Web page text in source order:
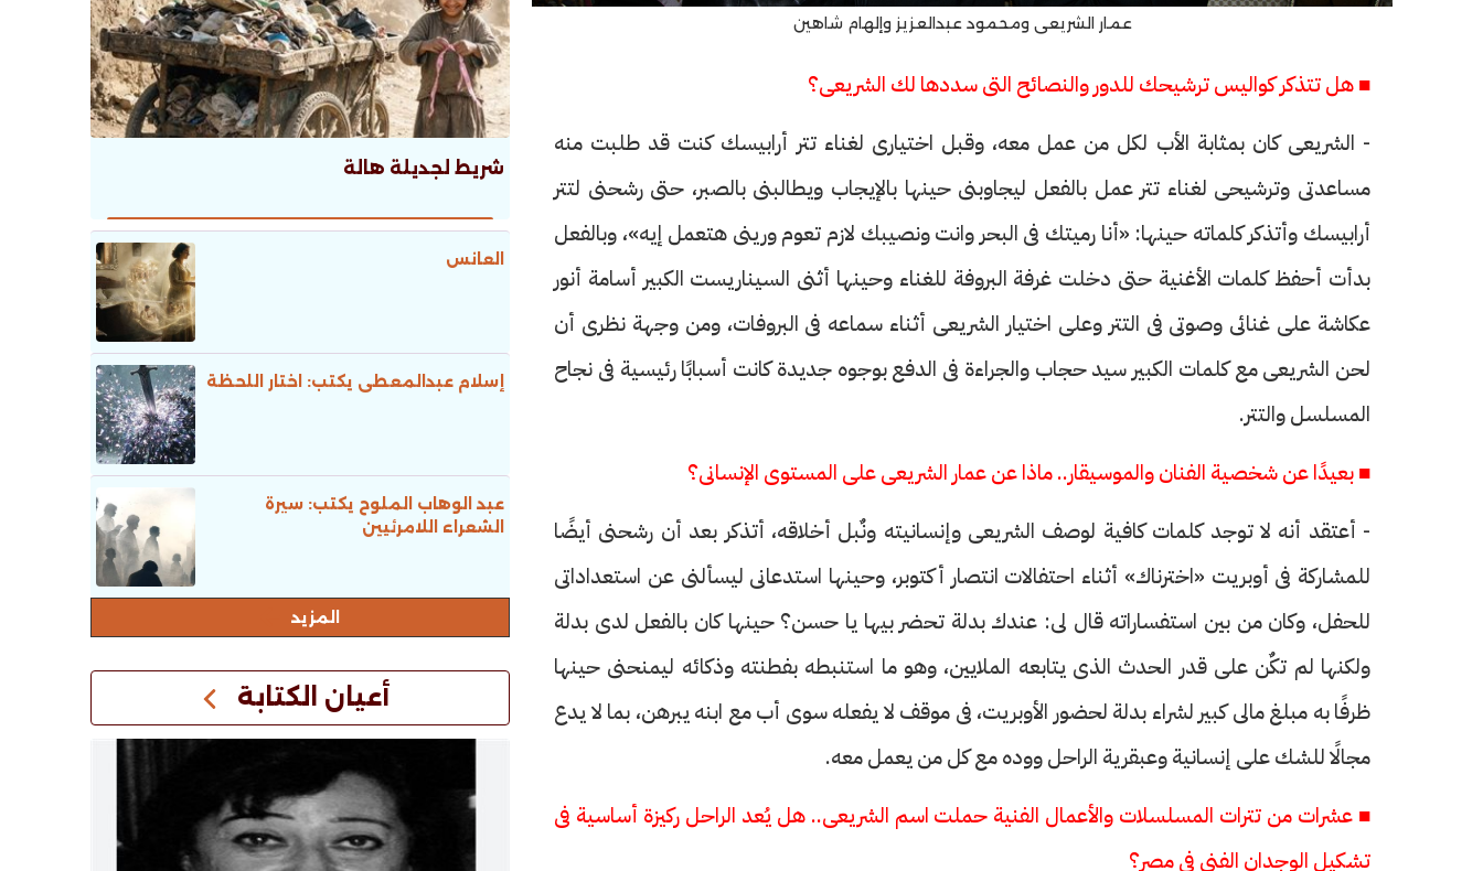
عمار الشريعى ومحمود عبدالعزيز وإلهام شاهين
■ هل تتذكر كواليس ترشيحك للدور والنصائح التى سددها لك الشريعى؟
- الشريعى كان بمثابة الأب لكل من عمل معه، وقبل اختيارى لغناء تتر أرابيسك كنت قد طلبت منه
مساعدتى وترشيحى لغناء تتر عمل بالفعل ليجاوبنى حينها بالإيجاب ويطالبنى بالصبر، حتى رشحنى لتتر
أرابيسك وأتذكر كلماته حينها: «أنا رميتك فى البحر وانت ونصيبك لازم تعوم ورينى هتعمل إيه»، وبالفعل
بدأت أحفظ كلمات الأغنية حتى دخلت غرفة البروفة للغناء وحينها أثنى السيناريست الكبير أسامة أنور
عكاشة على غنائى وصوتى فى التتر وعلى اختيار الشريعى أثناء سماعه فى البروفات، ومن وجهة نظرى أن
لحن الشريعى مع كلمات الكبير سيد حجاب والجراءة فى الدفع بوجوه جديدة كانت أسبابًا رئيسية فى نجاح
المسلسل والتتر.
■ بعيدًا عن شخصية الفنان والموسيقار.. ماذا عن عمار الشريعى على المستوى الإنسانى؟
- أعتقد أنه لا توجد كلمات كافية لوصف الشريعى وإنسانيته ونٌبل أخلاقه، أتذكر بعد أن رشحنى أيضًا
للمشاركة فى أوبريت «اخترناك» أثناء احتفالات انتصار أكتوبر، وحينها استدعانى ليسألنى عن استعداداتى
للحفل، وكان من بين استفساراته قال لى: عندك بدلة تحضر بيها يا حسن؟ حينها كان بالفعل لدى بدلة
ولكنها لم تكٌن على قدر الحدث الذى يتابعه الملايين، وهو ما استنبطه بفطنته وذكائه ليمنحنى حينها
ظرفًا به مبلغ مالى كبير لشراء بدلة لحضور الأوبريت، فى موقف لا يفعله سوى أب مع ابنه يبرهن، بما لا يدع
مجالًا للشك على إنسانية وعبقرية الراحل ووده مع كل من يعمل معه.
■ عشرات من تترات المسلسلات والأعمال الفنية حملت اسم الشريعى.. هل يُعد الراحل ركيزة أساسية فى
تشكيل الوجدان الفنى فى مصر؟
شريط لجديلة هالة
العانس
إسلام عبدالمعطى يكتب: اختار اللحظة
عبد الوهاب الملوح يكتب: سيرة
الشعراء اللامرئيين
المزيد
أعيان الكتابة